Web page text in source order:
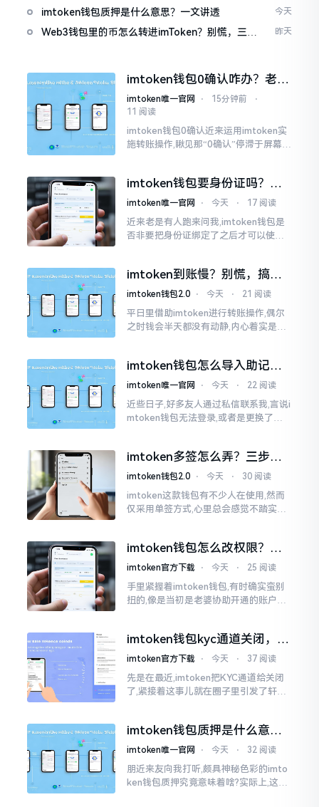
产
imtoken钱包质押是什么意思？一文讲透 今天
Web3钱包里的币怎么转进imToken？别慌，三步
昨天
imtoken钱包0确认咋办？老手
教你几招快速解决
imtoken唯一官网 ⋅ 15分钟前
⋅
11 阅读
imtoken钱包0确认近来运用imtoken实
施转账操作,瞅见那“0确认”停滞于屏幕之
你仅有干巴巴等待其一途。
imtoken钱包要身份证吗？别
慌，看完这篇就懂了
imtoken唯一官网 ⋅ 今天 ⋅ 17 阅读
近来老是有人跑来问我,imtoken钱包是
否非要把身份证绑定了之后才可以使用
清楚了
imtoken到账慢？别慌，搞懂
这几点比啥都强
imtoken钱包2.0 ⋅ 今天 ⋅ 21 阅读
平日里借助imtoken进行转账操作,偶尔
之时钱会半天都没有动静,内心着实是挺
这个东西呢
imtoken钱包怎么导入助记
词？手把手教你找回资产
imtoken唯一官网 ⋅ 今天 ⋅ 22 阅读
近些日子,好多友人通过私信联系我,言说i
mtoken钱包无法登录,或者是更换了手
imtoken多签怎么弄？三步搞
定，资产更安全
imtoken钱包2.0 ⋅ 今天 ⋅ 30 阅读
imtoken这款钱包有不少人在使用,然而
仅采用单签方式,心里总会感觉不踏实。
上就是给资产增添一道保障
imtoken钱包怎么改权限？老
用户手把手教你换主人
imtoken官方下载 ⋅ 今天 ⋅ 25 阅读
手里紧握着imtoken钱包,有时确实蛮别
扭的,像是当初是老婆协助开通的账户呢,
imtoken钱包kyc通道关闭，你
的资产咋办？
imtoken官方下载 ⋅ 今天 ⋅ 37 阅读
先是在最近,imtoken把KYC通道给关闭
了,紧接着这事儿就在圈子里引发了轩然
imtoken钱包质押是什么意
思？一文讲透
imtoken唯一官网 ⋅ 今天 ⋅ 32 阅读
朋近来友向我打听,颇具神秘色彩的imto
ken钱包质押究竟意味着啥?实际上,这一